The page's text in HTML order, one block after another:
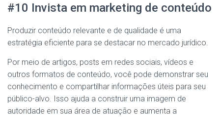
#10 Invista em marketing de conteúdo
Produzir conteúdo relevante e de qualidade é uma
estratégia eficiente para se destacar no mercado jurídico.
Por meio de artigos, posts em redes sociais, vídeos e
outros formatos de conteúdo, você pode demonstrar seu
conhecimento e compartilhar informações úteis para seu
público-alvo. Isso ajuda a construir uma imagem de
autoridade em sua área de atuação e aumenta a